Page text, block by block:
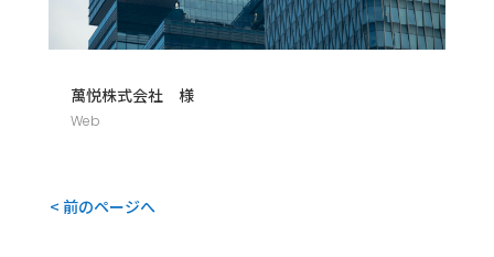
萬悦株式会社 様
Web
< 前のページへ